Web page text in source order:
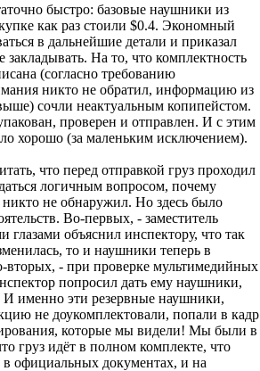
быстро: базовые наушники из
как раз стоили $0.4. Экономный
в дальнейшие детали и приказал
На то, что комплектность
(согласно требованию
никто не обратил, информацию из
сочли неактуальным копипейстом.
проверен и отправлен. И с этим
хорошо (за маленьким исключением).
что перед отправкой груз проходил
логичным вопросом, почему
не обнаружил. Но здесь было
Во-первых, - заместитель
глазами объяснил инспектору, что так
то и наушники теперь в
вторых, - при проверке мультимедийных
попросил дать ему наушники,
И именно эти резервные наушники,
не доукомплектовали, попали в кадр
которые мы видели! Мы были в
груз идёт в полном комплекте, что
в официальных документах, и на